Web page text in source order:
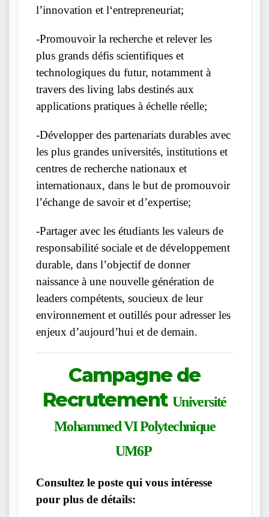
l’innovation et l‘entrepreneuriat;
-Promouvoir la recherche et relever les
plus grands défis scientifiques et
technologiques du futur, notamment à
travers des living labs destinés aux
applications pratiques à échelle réelle;
-Développer des partenariats durables avec
les plus grandes universités, institutions et
centres de recherche nationaux et
internationaux, dans le but de promouvoir
l’échange de savoir et d’expertise;
-Partager avec les étudiants les valeurs de
responsabilité sociale et de développement
durable, dans l’objectif de donner
naissance à une nouvelle génération de
leaders compétents, soucieux de leur
environnement et outillés pour adresser les
enjeux d’aujourd’hui et de demain.
Campagne de
Recrutement Université
Mohammed VI Polytechnique
UM6P
Consultez le poste qui vous intéresse
pour plus de détails: